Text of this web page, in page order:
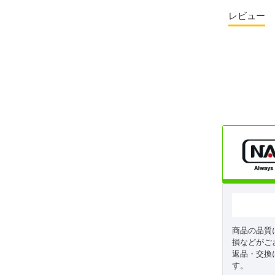
レビュー
商品の品質
損などがご
返品・交換
す。